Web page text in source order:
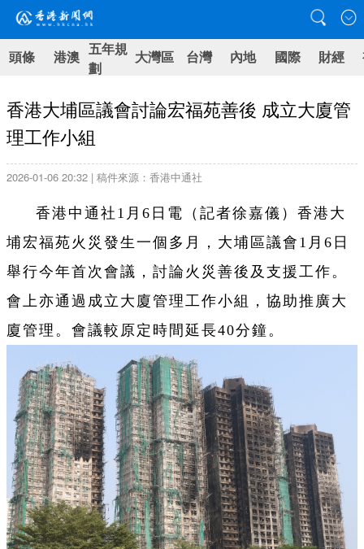
頭條 港澳 五年規
劃
大灣區 台灣 內地 國際 財經
香港大埔區議會討論宏福苑善後 成立大廈管
理工作小組
2026-01-06 20:32 | 稿件來源：香港中通社
香港中通社1月6日電（記者徐嘉儀）香港大
埔宏福苑火災發生一個多月，大埔區議會1月6日
舉行今年首次會議，討論火災善後及支援工作。
會上亦通過成立大廈管理工作小組，協助推廣大
廈管理。會議較原定時間延長40分鐘。